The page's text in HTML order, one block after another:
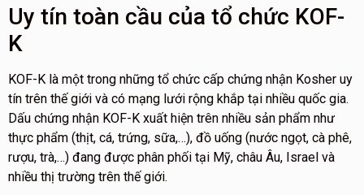
Uy tín toàn cầu của tổ chức KOF-
K
KOF-K là một trong những tổ chức cấp chứng nhận Kosher uy
tín trên thế giới và có mạng lưới rộng khắp tại nhiều quốc gia.
Dấu chứng nhận KOF-K xuất hiện trên nhiều sản phẩm như
thực phẩm (thịt, cá, trứng, sữa,…), đồ uống (nước ngọt, cà phê,
rượu, trà,…) đang được phân phối tại Mỹ, châu Âu, Israel và
nhiều thị trường trên thế giới.